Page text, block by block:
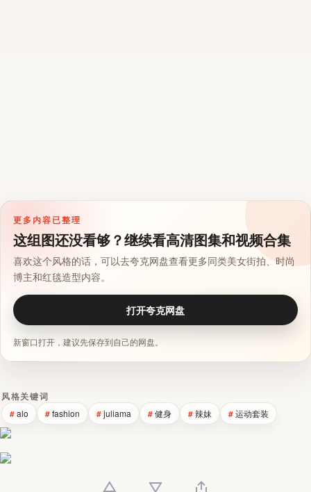
更多内容已整理
这组图还没看够？继续看高清图集和视频合集
喜欢这个风格的话，可以去夸克网盘查看更多同类美女街拍、时尚
博主和红毯造型内容。
打开夸克网盘
新窗口打开，建议先保存到自己的网盘。
风格关键词
alo fashion juliama 健身 辣妹 运动套装